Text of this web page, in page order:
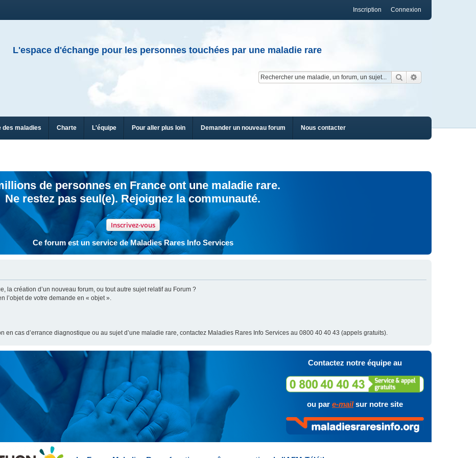
Connexion
Inscription
L'espace d'échange pour les personnes touchées par une maladie rare
Rechercher
des maladies Charte L'équipe Pour aller plus loin Demander un nouveau forum Nous contacter
de personnes en France ont une maladie rare.
Ne restez pas seul(e). Rejoignez la communauté.
Inscrivez-vous
Ce forum est un service de Maladies Rares Info Services
la création d’un nouveau forum, ou tout autre sujet relatif au Forum ?
l’objet de votre demande en « objet ».
en cas d’errance diagnostique ou au sujet d’une maladie rare, contactez Maladies Rares Info Services au 0800 40 40 43 (appels gratuits).
Contactez notre équipe au
ou par e-mailsur notre site